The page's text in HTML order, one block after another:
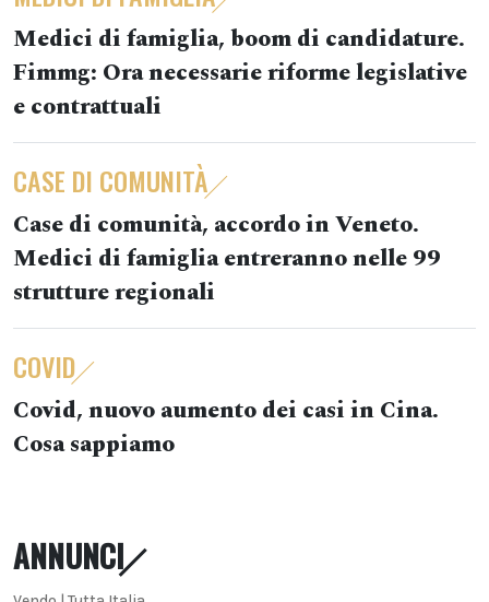
Medici di famiglia, boom di candidature.
Fimmg: Ora necessarie riforme legislative
e contrattuali
CASE DI COMUNITÀ
Case di comunità, accordo in Veneto.
Medici di famiglia entreranno nelle 99
strutture regionali
COVID
Covid, nuovo aumento dei casi in Cina.
Cosa sappiamo
ANNUNCI